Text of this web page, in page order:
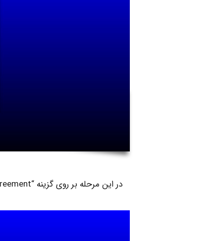
در این مرحله بر روی گزینه “I accept the agreement” بزنید و در ادامه بر روی “Next” کلیک کنید.